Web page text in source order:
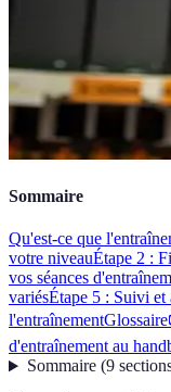
Sommaire
Qu'est-ce que
votre niveauÉtape 2 :
vos séances
variésÉtape 5 : Suivi et
l'entraînementGlossaire
d'entraînement au
Sommaire(9